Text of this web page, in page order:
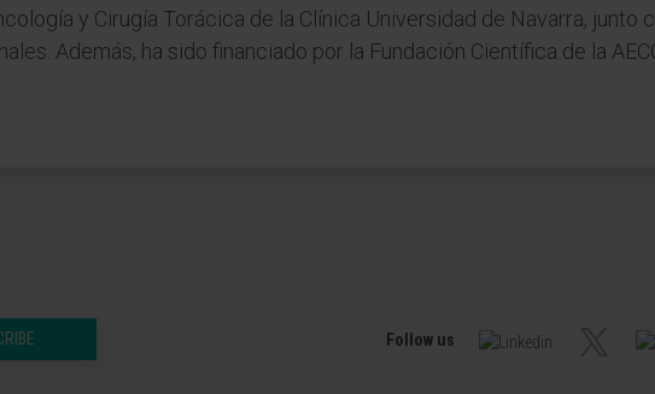
y Cirugía Torácica de la Clínica Universidad de Navarra, junto
Además, ha sido financiado por la Fundación Científica de la
Follow us